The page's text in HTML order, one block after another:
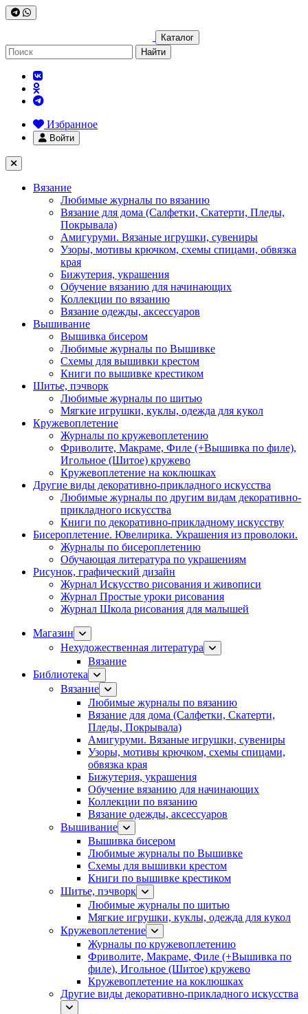
Каталог
Найти
Избранное
Войти
Вязание
Любимые журналы по вязанию
Вязание для дома (Салфетки, Скатерти, Пледы,
Покрывала)
Амигуруми. Вязаные игрушки, сувениры
Узоры, мотивы крючком, схемы спицами, обвязка
края
Бижутерия, украшения
Обучение вязанию для начинающих
Коллекции по вязанию
Вязание одежды, аксессуаров
Вышивание
Вышивка бисером
Любимые журналы по Вышивке
Схемы для вышивки крестом
Книги по вышивке крестиком
Шитье, пэчворк
Любимые журналы по шитью
Мягкие игрушки, куклы, одежда для кукол
Кружевоплетение
Журналы по кружевоплетению
Фриволите, Макраме, Филе (+Вышивка по филе),
Игольное (Шитое) кружево
Кружевоплетение на коклюшках
Другие виды декоративно-прикладного искусства
Любимые журналы по другим видам декоративно-
прикладного искусства
Книги по декоративно-прикладному искусству
Бисероплетение. Ювелирика. Украшения из проволоки.
Журналы по бисероплетению
Обучающая литература по украшениям
Рисунок, графический дизайн
Журнал Искусство рисования и живописи
Журнал Простые уроки рисования
Журнал Школа рисования для малышей
Магазин
Нехудожественная литература
Вязание
Библиотека
Вязание
Любимые журналы по вязанию
Вязание для дома (Салфетки, Скатерти,
Пледы, Покрывала)
Амигуруми. Вязаные игрушки, сувениры
Узоры, мотивы крючком, схемы спицами,
обвязка края
Бижутерия, украшения
Обучение вязанию для начинающих
Коллекции по вязанию
Вязание одежды, аксессуаров
Вышивание
Вышивка бисером
Любимые журналы по Вышивке
Схемы для вышивки крестом
Книги по вышивке крестиком
Шитье, пэчворк
Любимые журналы по шитью
Мягкие игрушки, куклы, одежда для кукол
Кружевоплетение
Журналы по кружевоплетению
Фриволите, Макраме, Филе (+Вышивка по
филе), Игольное (Шитое) кружево
Кружевоплетение на коклюшках
Другие виды декоративно-прикладного искусства